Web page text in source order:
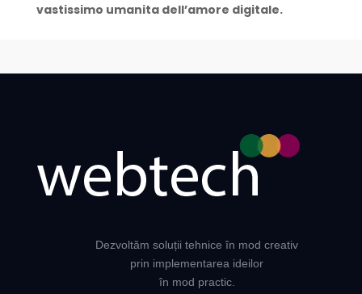
vastissimo umanita dell’amore digitale.
Dezvoltăm soluții tehnice în mod creativ
prin implementarea ideilor
în mod practic.